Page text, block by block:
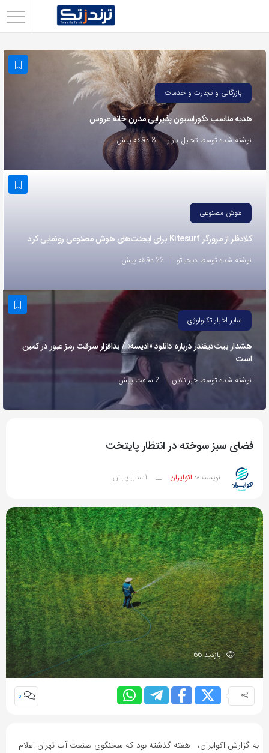
استفاده
از
روش‌های
زیر
می‌توانید
این
دوستان
خود
اشتراک
بگذارید.
کپی
لینک
بازرگانی و تجارت و خدمات
هدیه مناسب دکوراسیون پذیرایی مدرن خانه عروس
نوشته شده توسط تحلیل بازار 3 دقیقه پیش
هوش مصنوعی
کلادفلر از مرورگر Kitesurf برای ایجنت‌های هوش مصنوعی رونمایی کرد
نوشته شده توسط دیجیاتو 22 دقیقه پیش
سایر اخبار تکنولوژی
هشدار بیت‌دیفندر درباره دانلود «ادیسه» / بدافزار سرقت رمز عبور در کمین
است
نوشته شده توسط خبرآنلاین 2 ساعت پیش
فضای سبز سوخته در انتظار پایتخت
نویسنده: اکوایران __ 1 سال پیش
بازدید 66
0
به گزارش اکوایران، هفته گذشته بود که سخنگوی صنعت آب تهران اعلام